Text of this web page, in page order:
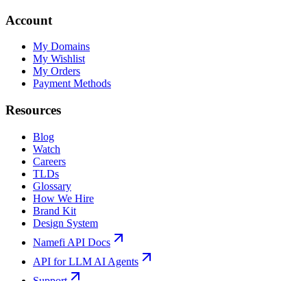
Account
My Domains
My Wishlist
My Orders
Payment Methods
Resources
Blog
Watch
Careers
TLDs
Glossary
How We Hire
Brand Kit
Design System
Namefi API Docs
API for LLM AI Agents